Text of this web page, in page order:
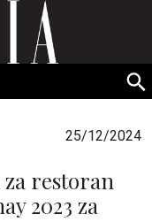
Srbija
25/12/2024
za restoran
2023 za